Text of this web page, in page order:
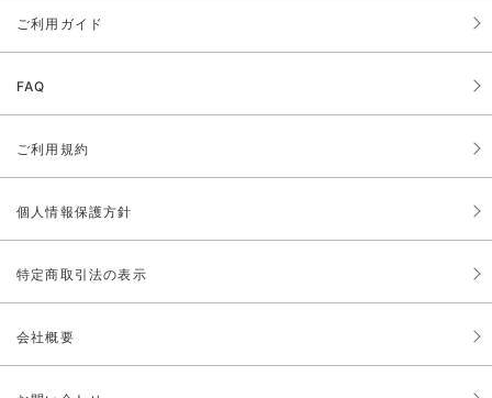
ご利用ガイド
FAQ
ご利用規約
個人情報保護方針
特定商取引法の表示
会社概要